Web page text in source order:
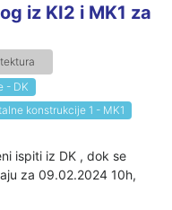
iz KI2 i MK1 za
- DK
konstrukcije 1 - MK1
ispiti iz DK , dok se
za 09.02.2024 10h,